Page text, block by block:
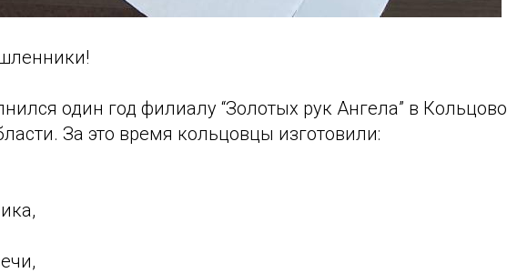
один год филиалу “Золотых рук Ангела” в Кольцово
За это время кольцовцы изготовили: